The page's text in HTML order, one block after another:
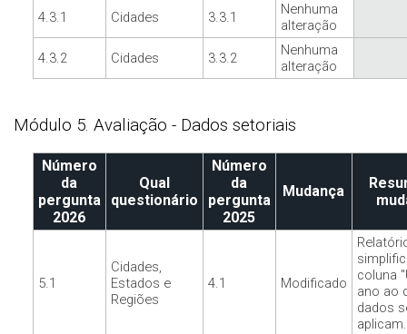
4.3.1
Cidades 3.3.1
Nenhuma
alteração
4.3.2
Cidades 3.3.2
Nenhuma
alteração
Módulo 5. Avaliação - Dados setoriais
Número
da
pergunta
2026
Qual
questionário
Número
da
pergunta
2025
Mudança
5.1
Cidades,
Estados e
Regiões
4.1 Modificado
coluna
ano ao
dados